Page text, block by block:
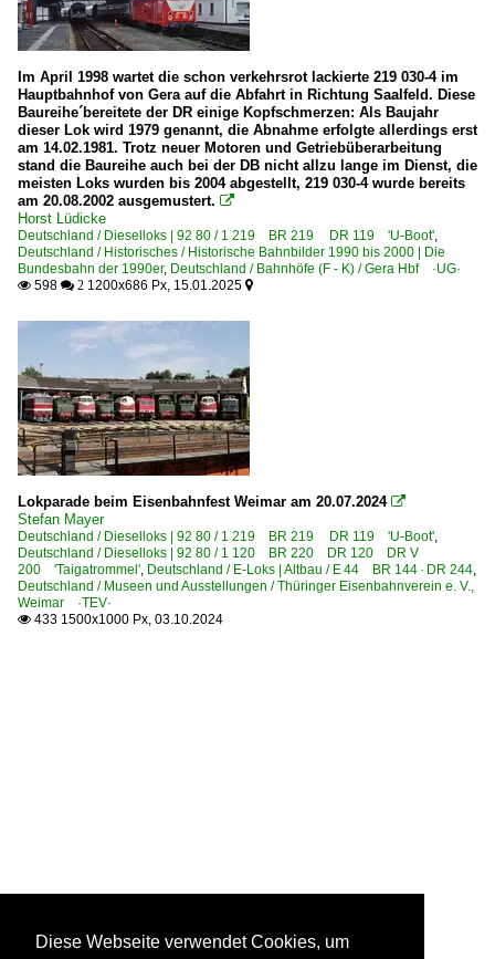
Im April 1998 wartet die schon verkehrsrot lackierte 219 030-4 im
Hauptbahnhof von Gera auf die Abfahrt in Richtung Saalfeld. Diese
Baureihe´bereitete der DR einige Kopfschmerzen: Als Baujahr
dieser Lok wird 1979 genannt, die Abnahme erfolgte allerdings erst
am 14.02.1981. Trotz neuer Motoren und Getriebüberarbeitung
stand die Baureihe auch bei der DB nicht allzu lange im Dienst, die
meisten Loks wurden bis 2004 abgestellt, 219 030-4 wurde bereits
am 20.08.2002 ausgemustert. 
Horst Lüdicke
Deutschland / Dieselloks | 92 80 / 1 219 BR 219 DR 119 'U-Boot'
Deutschland / Historisches / Historische Bahnbilder 1990 bis 2000 | Die
Bundesbahn der 1990er, Deutschland / Bahnhöfe (F - K) / Gera Hbf ·UG·
 598  2 1200x686 Px, 15.01.2025 
Lokparade beim Eisenbahnfest Weimar am 20.07.2024 
Stefan Mayer
Deutschland / Dieselloks | 92 80 / 1 219 BR 219 DR 119 'U-Boot'
Deutschland / Dieselloks | 92 80 / 1 120 BR 220 DR 120 DR V
200 'Taigatrommel' Deutschland / E-Loks | Altbau / E 44 BR 144 · DR 244
Deutschland / Museen und Ausstellungen / Thüringer Eisenbahnverein e. V.,
Weimar ·TEV·
 433 1500x1000 Px, 03.10.2024
Diese Webseite verwendet Cookies, um